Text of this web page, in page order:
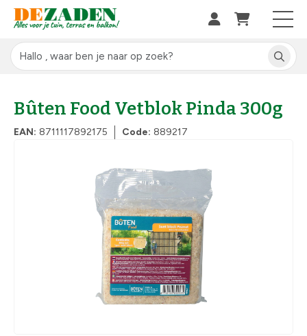
Bûten Food Vetblok Pinda 300g
EAN: 8711117892175 Code: 889217